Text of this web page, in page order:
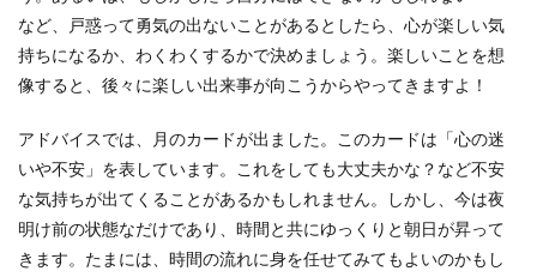
など、戸惑って勇気の出ないことがあるとしたら、心が楽しい気
持ちになるか、わくわくするかで決めましょう。楽しいことを想
像すると、後々に楽しい出来事が向こうからやってきますよ！
アドバイスでは、月のカードが出ました。このカードは「心の迷
いや不安」を表しています。これをしても大丈夫かな？など不安
な気持ちが出てくることがあるかもしれません。しかし、今は夜
明け前の状態なだけであり、時間と共にゆっくりと朝日が昇って
きます。たまには、時間の流れに身を任せてみてもよいのかもし